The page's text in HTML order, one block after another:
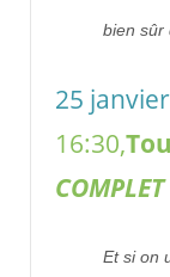
bien sûr
25
16:30,
COMPLET
Et si on